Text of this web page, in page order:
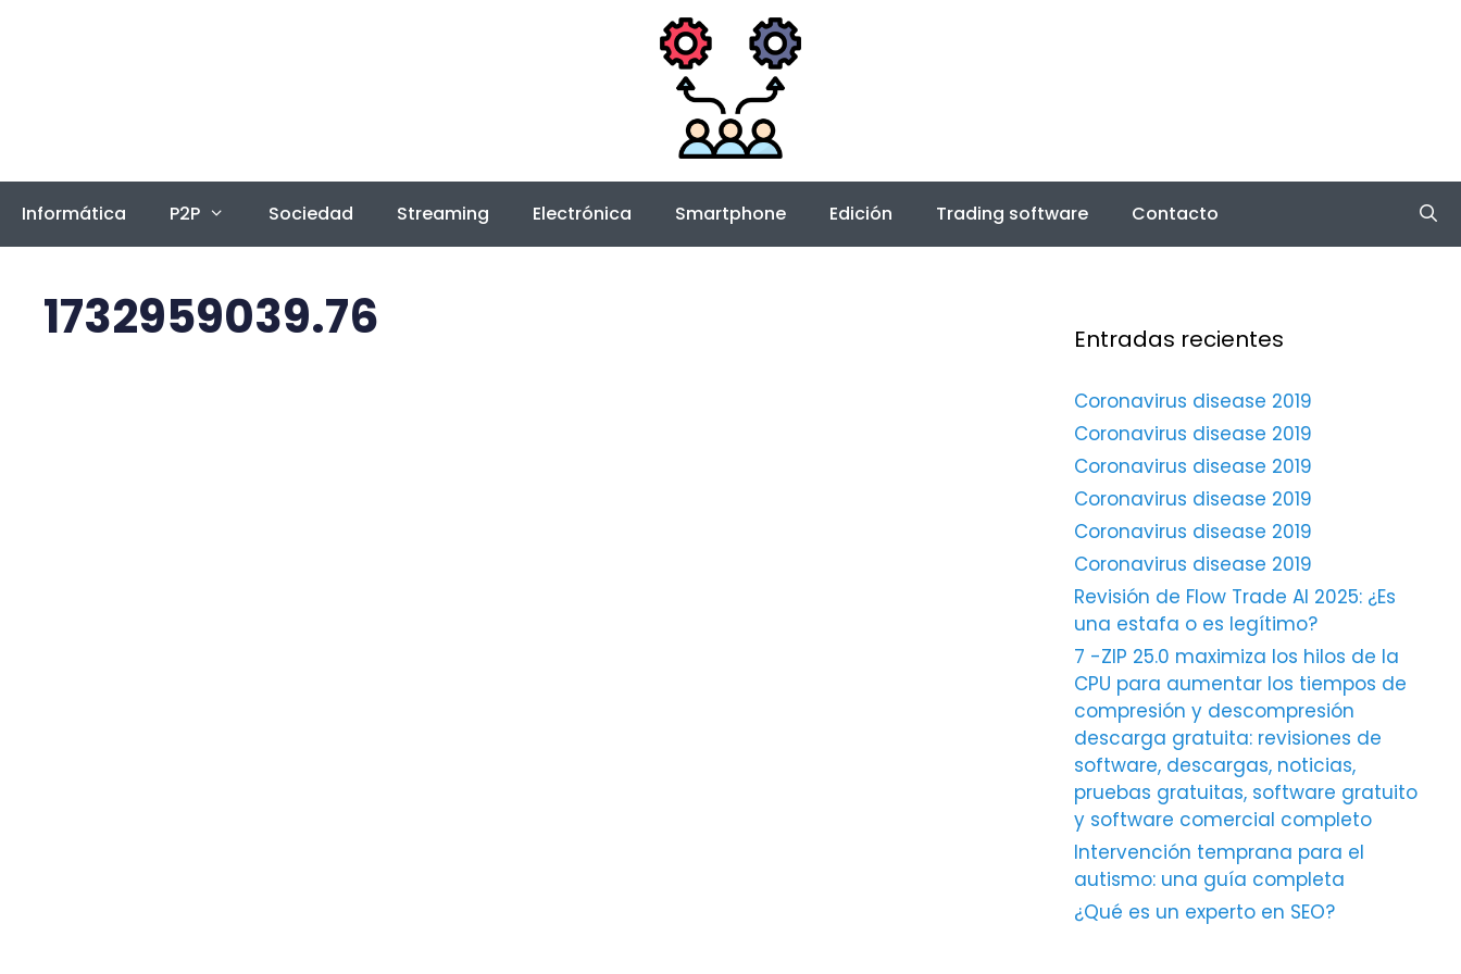
Informática P2P Sociedad Streaming Electrónica Smartphone Edición Trading software Contacto
1732959039.76 Entradas recientes
Coronavirus disease 2019
Coronavirus disease 2019
Coronavirus disease 2019
Coronavirus disease 2019
Coronavirus disease 2019
Coronavirus disease 2019
Revisión de Flow Trade AI 2025: ¿Es
una estafa o es legítimo?
7 -ZIP 25.0 maximiza los hilos de la
CPU para aumentar los tiempos de
compresión y descompresión
descarga gratuita: revisiones de
software, descargas, noticias,
pruebas gratuitas, software gratuito
y software comercial completo
Intervención temprana para el
autismo: una guía completa
¿Qué es un experto en SEO?